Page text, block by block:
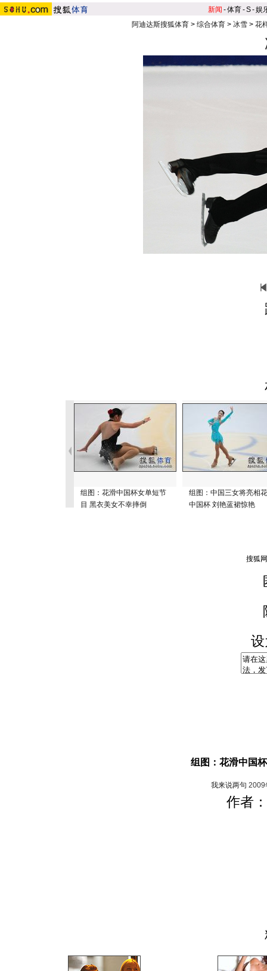
新闻 -体育-S-娱
阿迪达斯搜狐体育> 综合体育> 冰雪> 花
组图：花滑中国杯女单短节
目 黑衣美女不幸摔倒
组图：中国三女将亮相
中国杯 刘艳蓝裙惊艳
组图：花滑中国
我来说两句 2009
作者